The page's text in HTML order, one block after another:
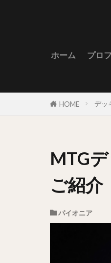
ホーム プロ
HOME デッ
MTG
ご紹
パイオニア